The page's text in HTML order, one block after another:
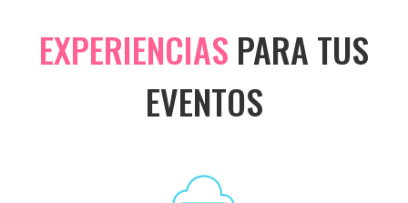
EXPERIENCIAS PARA TUS
EVENTOS